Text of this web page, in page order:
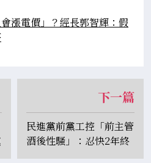
漲電價」？經長郭智輝：假
下一篇
民進黨前黨工控「前主管
酒後性騷」：忍快2年終
於敢說出來